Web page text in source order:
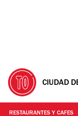
CIUDAD
RESTAURANTES Y CAFES